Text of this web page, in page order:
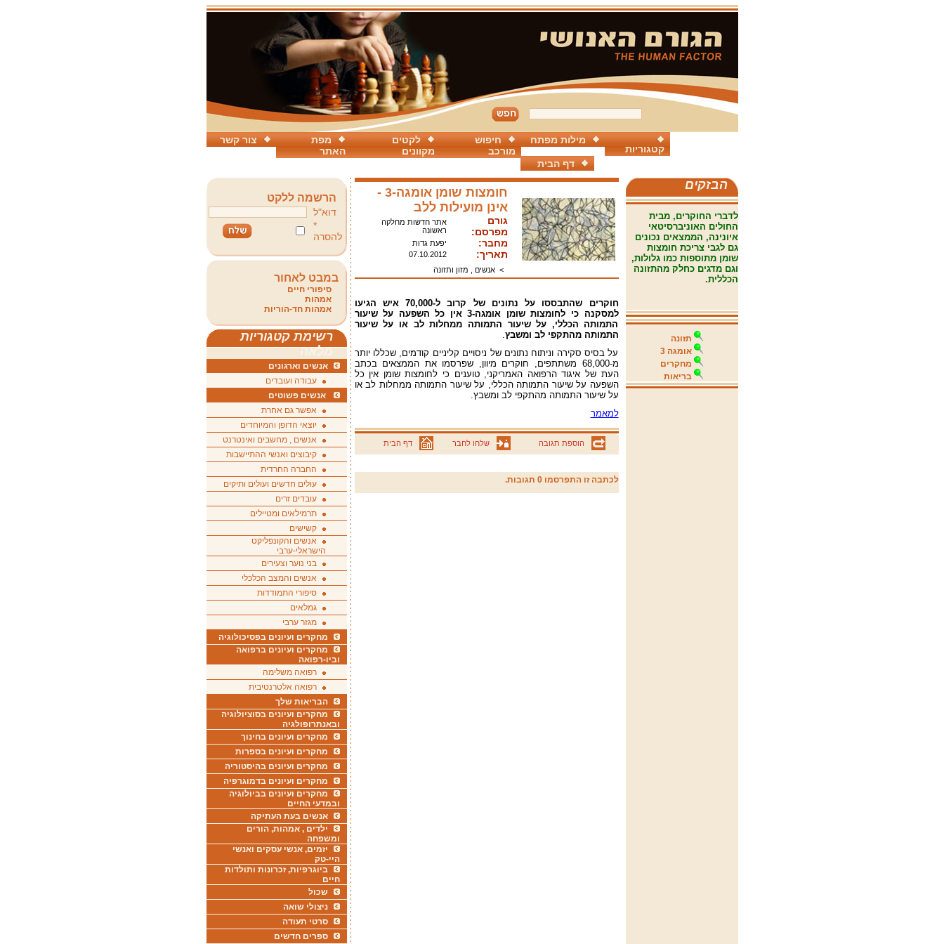
צור קשר
מפת
האתר
לקטים
מקוונים
חיפוש
מורכב
מילות מפתח
קטגוריות
דף הבית
הבזקים
לדברי החוקרים, מבית
החולים האוניברסיטאי
איונינה, הממצאים נכונים
גם לגבי צריכת חומצות
שומן מתוספות כמו גלולות,
וגם מדגים כחלק מהתזונה
הכללית.
תזונה
אומגה 3
מחקרים
בריאות
חומצות שומן אומגה-3 -
אינן מועילות ללב
גורם
מפרסם:
אתר חדשות מחלקה
ראשונה
מחבר: יפעת גדות
תאריך:
07.10.2012
>אנשים , מזון ותזונה
חוקרים שהתבססו על נתונים של קרוב ל-70,000 איש הגיעו
למסקנה כי לחומצות שומן אומגה-3 אין כל השפעה על שיעור
התמותה הכללי, על שיעור התמותה ממחלות לב או על שיעור
התמותה מהתקפי לב ומשבץ.
על בסיס סקירה וניתוח נתונים של ניסויים קליניים קודמים, שכללו יותר
מ-68,000 משתתפים, חוקרים מיוון, שפרסמו את הממצאים בכתב
העת של איגוד הרפואה האמריקני, טוענים כי לחומצות שומן אין כל
השפעה על שיעור התמותה הכללי, על שיעור התמותה ממחלות לב או
על שיעור התמותה מהתקפי לב ומשבץ.
למאמר
הוספת תגובה שלחו לחבר דף הבית
לכתבה זו התפרסמו 0 תגובות.
הרשמה ללקט
דוא"ל
*
להסרה
במבט לאחור
סיפורי חיים
אמהות
אמהות חד-הוריות
רשימת קטגוריות
מלאה
אנשים וארגונים
עבודה ועובדים
אנשים פשוטים
אפשר גם אחרת
יוצאי הדופן והמיוחדים
אנשים , מחשבים ואינטרנט
קיבוצים ואנשי ההתיישבות
החברה החרדית
עולים חדשים ועולים ותיקים
עובדים זרים
תרמילאים ומטיילים
קשישים
אנשים והקונפליקט
הישראלי-ערבי
בני נוער וצעירים
אנשים והמצב הכלכלי
סיפורי התמודדות
גמלאים
מגזר ערבי
מחקרים ועיונים בפסיכולוגיה
מחקרים ועיונים ברפואה
וביו-רפואה
רפואה משלימה
רפואה אלטרנטיבית
הבריאות שלך
מחקרים ועיונים בסוציולוגיה
ובאנתרופולגיה
מחקרים ועיונים בחינוך
מחקרים ועיונים בספרות
מחקרים ועיונים בהיסטוריה
מחקרים ועיונים בדמוגרפיה
מחקרים ועיונים בביולוגיה
ובמדעי החיים
אנשים בעת העתיקה
ילדים , אמהות, הורים
ומשפחה
יזמים, אנשי עסקים ואנשי
היי-טק
ביוגרפיות, זכרונות ותולדות
חיים
שכול
ניצולי שואה
סרטי תעודה
ספרים חדשים